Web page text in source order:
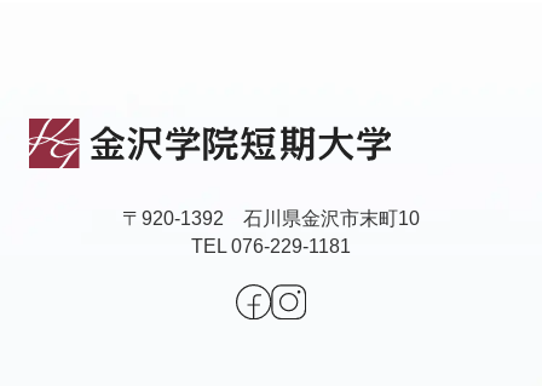
〒920-1392 石川県金沢市末町10
TEL 076-229-1181